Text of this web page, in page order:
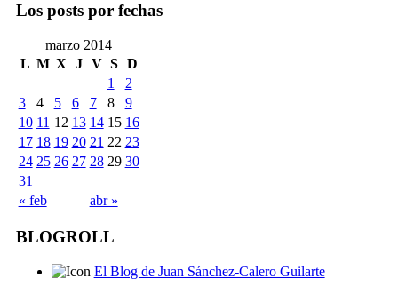
Los posts por fechas
marzo 2014
L M X J V S D
« feb abr »
1
2
3
4 5 6 7 8
9
10 11 12 13 14 15 16
17 18 19 20 21 22 23
24 25 26 27 28 29 30
31
BLOGROLL
El Blog de Juan Sánchez-Calero Guilarte